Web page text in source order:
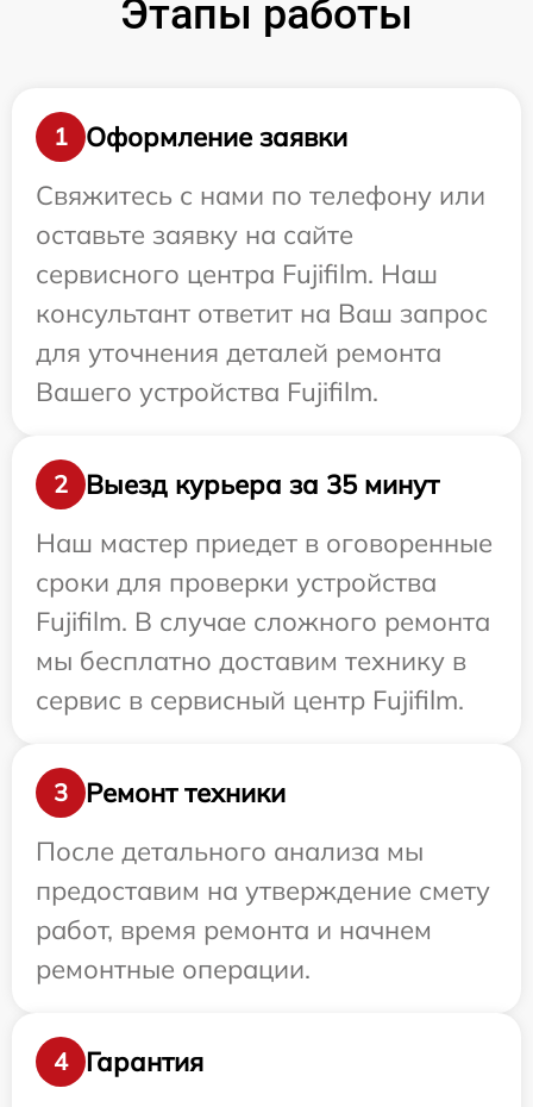
Этапы работы
1
Оформление заявки
Свяжитесь с нами по телефону или
оставьте заявку на сайте
сервисного центра Fujifilm. Наш
консультант ответит на Ваш запрос
для уточнения деталей ремонта
Вашего устройства Fujifilm.
2
Выезд курьера за 35 минут
Наш мастер приедет в оговоренные
сроки для проверки устройства
Fujifilm. В случае сложного ремонта
мы бесплатно доставим технику в
сервис в сервисный центр Fujifilm.
3
Ремонт техники
После детального анализа мы
предоставим на утверждение смету
работ, время ремонта и начнем
ремонтные операции.
4
Гарантия